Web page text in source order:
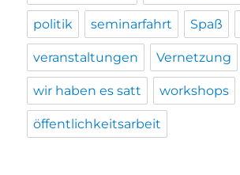
politik seminarfahrt Spaß
veranstaltungen Vernetzung
wir haben es satt workshops
öffentlichkeitsarbeit